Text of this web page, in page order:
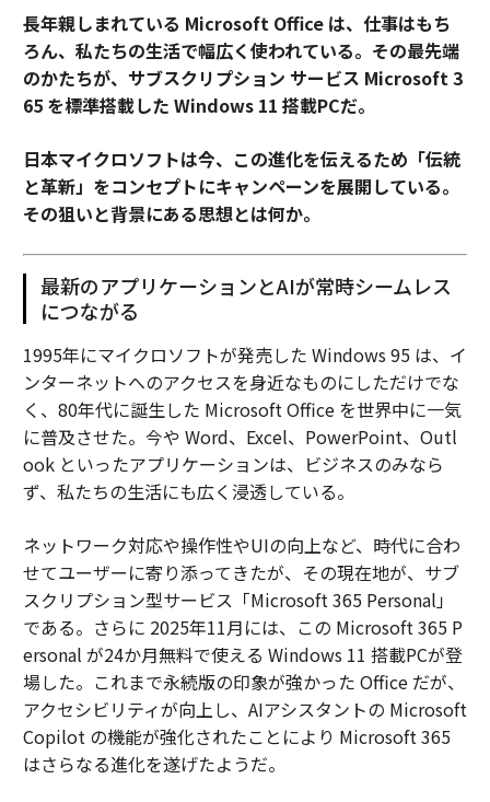
長年親しまれている Microsoft Office は、仕事はもち
ろん、私たちの生活で幅広く使われている。その最先端
のかたちが、サブスクリプション サービス Microsoft 3
65 を標準搭載した Windows 11 搭載PCだ。
日本マイクロソフトは今、この進化を伝えるため「伝統
と革新」をコンセプトにキャンペーンを展開している。
その狙いと背景にある思想とは何か。
最新のアプリケーションとAIが常時シームレス
につながる
1995年にマイクロソフトが発売した Windows 95 は、イ
ンターネットへのアクセスを身近なものにしただけでな
く、80年代に誕生した Microsoft Office を世界中に一気
に普及させた。今や Word、Excel、PowerPoint、Outl
ook といったアプリケーションは、ビジネスのみなら
ず、私たちの生活にも広く浸透している。
ネットワーク対応や操作性やUIの向上など、時代に合わ
せてユーザーに寄り添ってきたが、その現在地が、サブ
スクリプション型サービス「Microsoft 365 Personal」
である。さらに 2025年11月には、この Microsoft 365 P
ersonal が24か月無料で使える Windows 11 搭載PCが登
場した。これまで永続版の印象が強かった Office だが、
アクセシビリティが向上し、AIアシスタントの Microsoft
Copilot の機能が強化されたことにより Microsoft 365
はさらなる進化を遂げたようだ。